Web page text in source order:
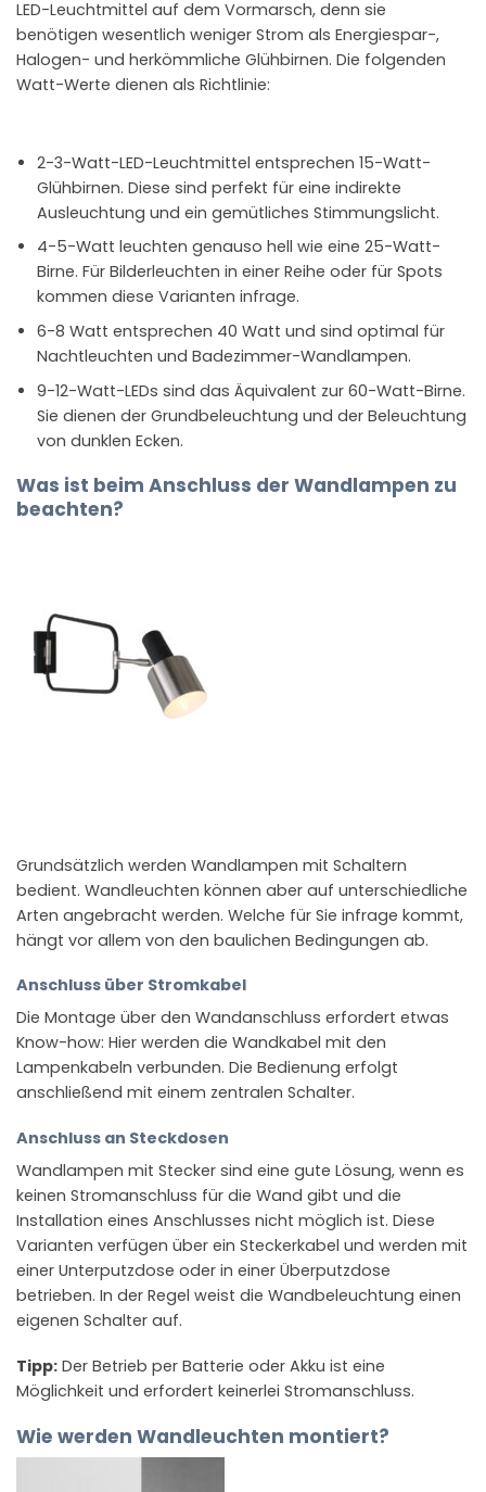
LED-Leuchtmittel auf dem Vormarsch, denn sie
benötigen wesentlich weniger Strom als Energiespar-,
Halogen- und herkömmliche Glühbirnen. Die folgenden
Watt-Werte dienen als Richtlinie:
2-3-Watt-LED-Leuchtmittel entsprechen 15-Watt-
Glühbirnen. Diese sind perfekt für eine indirekte
Ausleuchtung und ein gemütliches Stimmungslicht.
4-5-Watt leuchten genauso hell wie eine 25-Watt-
Birne. Für Bilderleuchten in einer Reihe oder für Spots
kommen diese Varianten infrage.
6-8 Watt entsprechen 40 Watt und sind optimal für
Nachtleuchten und Badezimmer-Wandlampen.
9-12-Watt-LEDs sind das Äquivalent zur 60-Watt-Birne.
Sie dienen der Grundbeleuchtung und der Beleuchtung
von dunklen Ecken.
Was ist beim Anschluss der Wandlampen zu
beachten?
Grundsätzlich werden Wandlampen mit Schaltern
bedient. Wandleuchten können aber auf unterschiedliche
Arten angebracht werden. Welche für Sie infrage kommt,
hängt vor allem von den baulichen Bedingungen ab.
Anschluss über Stromkabel
Die Montage über den Wandanschluss erfordert etwas
Know-how: Hier werden die Wandkabel mit den
Lampenkabeln verbunden. Die Bedienung erfolgt
anschließend mit einem zentralen Schalter.
Anschluss an Steckdosen
Wandlampen mit Stecker sind eine gute Lösung, wenn es
keinen Stromanschluss für die Wand gibt und die
Installation eines Anschlusses nicht möglich ist. Diese
Varianten verfügen über ein Steckerkabel und werden mit
einer Unterputzdose oder in einer Überputzdose
betrieben. In der Regel weist die Wandbeleuchtung einen
eigenen Schalter auf.
Tipp: Der Betrieb per Batterie oder Akku ist eine
Möglichkeit und erfordert keinerlei Stromanschluss.
Wie werden Wandleuchten montiert?